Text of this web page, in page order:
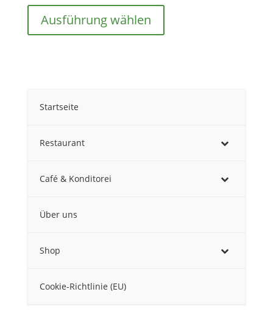
Ausführung wählen
Startseite
Restaurant
Café & Konditorei
Über uns
Shop
Cookie-Richtlinie (EU)